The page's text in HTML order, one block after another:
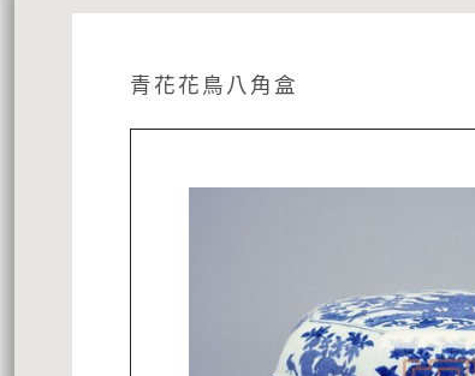
青花花鳥八角盒